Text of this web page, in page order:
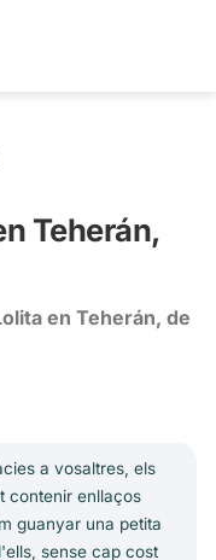
Teherán,
en Teherán, de
a vosaltres, els
contenir enllaços
guanyar una petita
sense cap cost